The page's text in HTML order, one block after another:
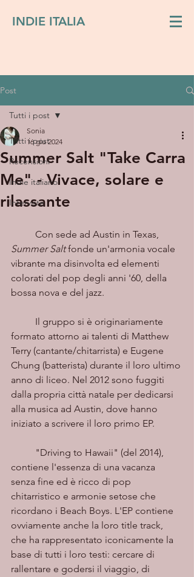
INDIE ITALIA
Post
Tutti i post
Recensioni
Indie italiano
Interviste
Tutti i post
Summer Salt "Take Carra
Me" - Vivace, solare e
rilassante
Sonia
16 giu 2024
	Con sede ad Austin in Texas,
Summer Salt fonde un'armonia vocale
vibrante ma disinvolta ed elementi
colorati del pop degli anni '60, della
bossa nova e del jazz.
formato attorno ai talenti di Matthew
Terry (cantante/chitarrista) e Eugene
Chung (batterista) durante il loro ultimo
anno di liceo. Nel 2012 sono fuggiti
dalla propria città natale per dedicarsi
alla musica ad Austin, dove hanno
iniziato a scrivere il loro primo EP.
contiene l'essenza di una vacanza
senza fine ed è ricco di pop
chitarristico e armonie setose che
ricordano i Beach Boys. L'EP contiene
ovviamente anche la loro title track,
che ha rappresentato iconicamente la
base di tutti i loro testi: cercare di
rallentare e godersi il viaggio, di